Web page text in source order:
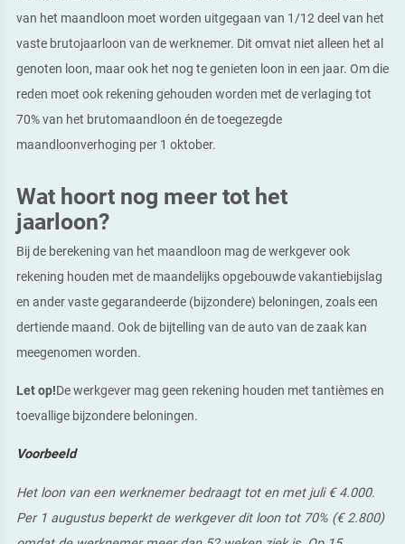
van het maandloon moet worden uitgegaan van 1/12 deel van het
vaste brutojaarloon van de werknemer. Dit omvat niet alleen het al
genoten loon, maar ook het nog te genieten loon in een jaar. Om die
reden moet ook rekening gehouden worden met de verlaging tot
70% van het brutomaandloon én de toegezegde
maandloonverhoging per 1 oktober.
Wat hoort nog meer tot het
jaarloon?
Bij de berekening van het maandloon mag de werkgever ook
rekening houden met de maandelijks opgebouwde vakantiebijslag
en ander vaste gegarandeerde (bijzondere) beloningen, zoals een
dertiende maand. Ook de bijtelling van de auto van de zaak kan
meegenomen worden.
Let op!De werkgever mag geen rekening houden met tantièmes en
toevallige bijzondere beloningen.
Voorbeeld
Het loon van een werknemer bedraagt tot en met juli € 4.000.
Per 1 augustus beperkt de werkgever dit loon tot 70% (€ 2.800)